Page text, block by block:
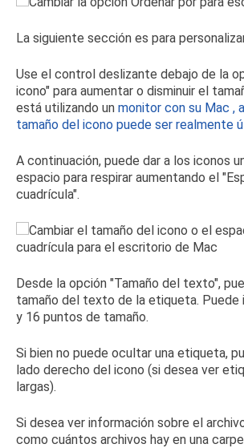
La siguiente sección es para
Use el control deslizante debajo de la
icono" para aumentar o disminuir el
está utilizando un monitor con su Mac ,
tamaño del icono puede ser realmente
A continuación, puede dar a los iconos
espacio para respirar aumentando el
cuadrícula".
Desde la opción "Tamaño del texto",
tamaño del texto de la etiqueta. Puede
y 16 puntos de tamaño.
Si bien no puede ocultar una etiqueta,
lado derecho del icono (si desea ver
largas).
Si desea ver información sobre el
como cuántos archivos hay en una